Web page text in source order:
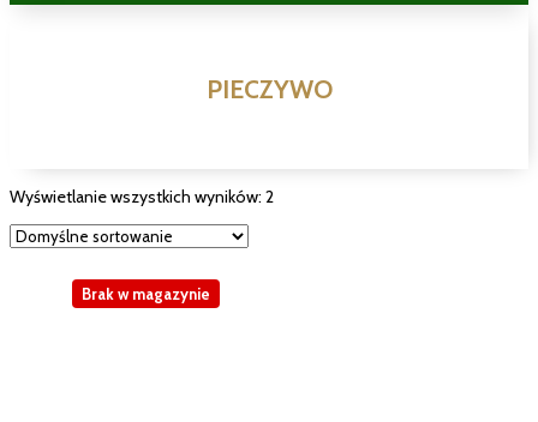
PIECZYWO
Wyświetlanie wszystkich wyników: 2
Brak w magazynie